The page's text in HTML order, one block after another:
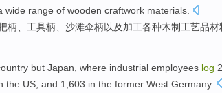
wide range of wooden craftwork materials
柄、 工具柄 沙滩伞柄以及加工各种木制 工艺品材
but Japan , where industrial employees log
the US , and 1,603 in the former West Germany.